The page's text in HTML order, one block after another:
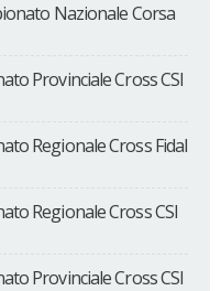
Nazionale Corsa
Provinciale Cross CSI
Regionale Cross Fidal
Regionale Cross CSI
Provinciale Cross CSI